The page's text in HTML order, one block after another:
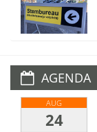
AGENDA
AUG
24